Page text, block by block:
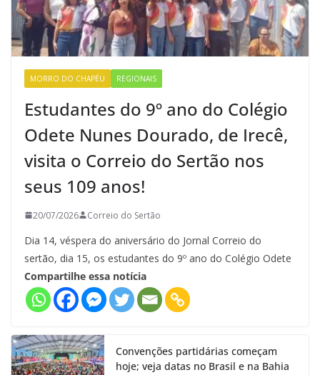
MORRO DO CHAPÉU REGIONAIS
Estudantes do 9º ano do Colégio
Odete Nunes Dourado, de Irecê,
visita o Correio do Sertão nos
seus 109 anos!
20/07/2026 Correio do Sertão
Dia 14, véspera do aniversário do Jornal Correio do
sertão, dia 15, os estudantes do 9º ano do Colégio Odete
Compartilhe essa notícia
Convenções partidárias começam
hoje; veja datas no Brasil e na Bahia